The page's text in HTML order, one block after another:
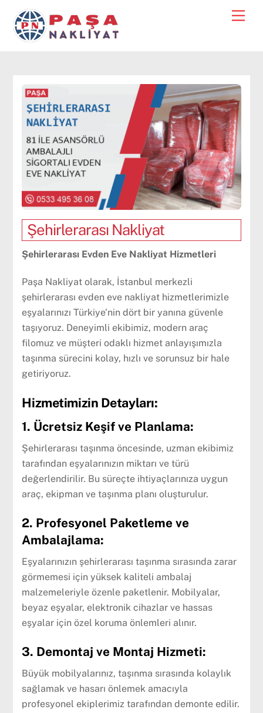
content
Şehirlerarası Nakliyat
Şehirlerarası Evden Eve Nakliyat Hizmetleri
Paşa Nakliyat olarak, İstanbul merkezli
şehirlerarası evden eve nakliyat hizmetlerimizle
eşyalarınızı Türkiye’nin dört bir yanına güvenle
taşıyoruz. Deneyimli ekibimiz, modern araç
filomuz ve müşteri odaklı hizmet anlayışımızla
taşınma sürecini kolay, hızlı ve sorunsuz bir hale
getiriyoruz.
Hizmetimizin Detayları:
1. Ücretsiz Keşif ve Planlama:
Şehirlerarası taşınma öncesinde, uzman ekibimiz
tarafından eşyalarınızın miktarı ve türü
değerlendirilir. Bu süreçte ihtiyaçlarınıza uygun
araç, ekipman ve taşınma planı oluşturulur.
2. Profesyonel Paketleme ve
Ambalajlama:
Eşyalarınızın şehirlerarası taşınma sırasında zarar
görmemesi için yüksek kaliteli ambalaj
malzemeleriyle özenle paketlenir. Mobilyalar,
beyaz eşyalar, elektronik cihazlar ve hassas
eşyalar için özel koruma önlemleri alınır.
3. Demontaj ve Montaj Hizmeti:
Büyük mobilyalarınız, taşınma sırasında kolaylık
sağlamak ve hasarı önlemek amacıyla
profesyonel ekiplerimiz tarafından demonte edilir.